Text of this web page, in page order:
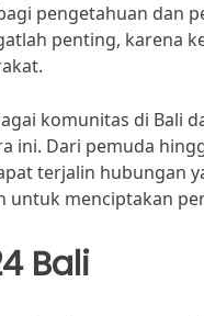
pengetahuan dan
penting, karena
komunitas di Bali
ini. Dari pemuda
terjalin
untuk menciptakan
Bali